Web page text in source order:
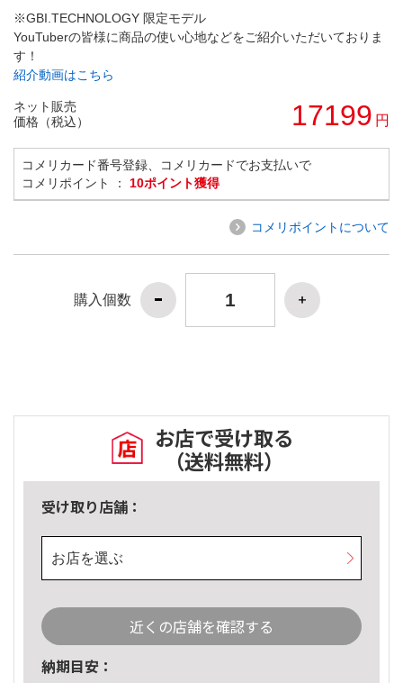
※GBI.TECHNOLOGY 限定モデル
YouTuberの皆様に商品の使い心地などをご紹介いただいておりま
す！
紹介動画はこちら
ネット販売
価格（税込）
17199 円
コメリカード番号登録、コメリカードでお支払いで
コメリポイント ： 10ポイント獲得
コメリポイントについて
購入個数
お店で受け取る
（送料無料）
受け取り店舗：
お店を選ぶ
近くの店舗を確認する
納期目安：